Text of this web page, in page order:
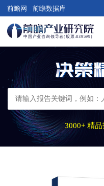
前瞻网 前瞻数据库
3000+ 精